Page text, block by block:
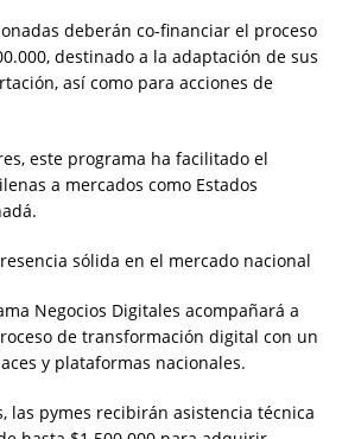
deberán co-financiar el proceso
destinado a la adaptación de sus
así como para acciones de
este programa ha facilitado el
a mercados como Estados
sólida en el mercado nacional
Negocios Digitales acompañará a
de transformación digital con un
y plataformas nacionales.
las pymes recibirán asistencia técnica